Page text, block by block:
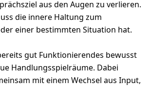
aus den Augen zu verlieren.
die innere Haltung zum
einer bestimmten Situation hat.
gut Funktionierendes bewusst
Handlungsspielräume. Dabei
mit einem Wechsel aus Input,